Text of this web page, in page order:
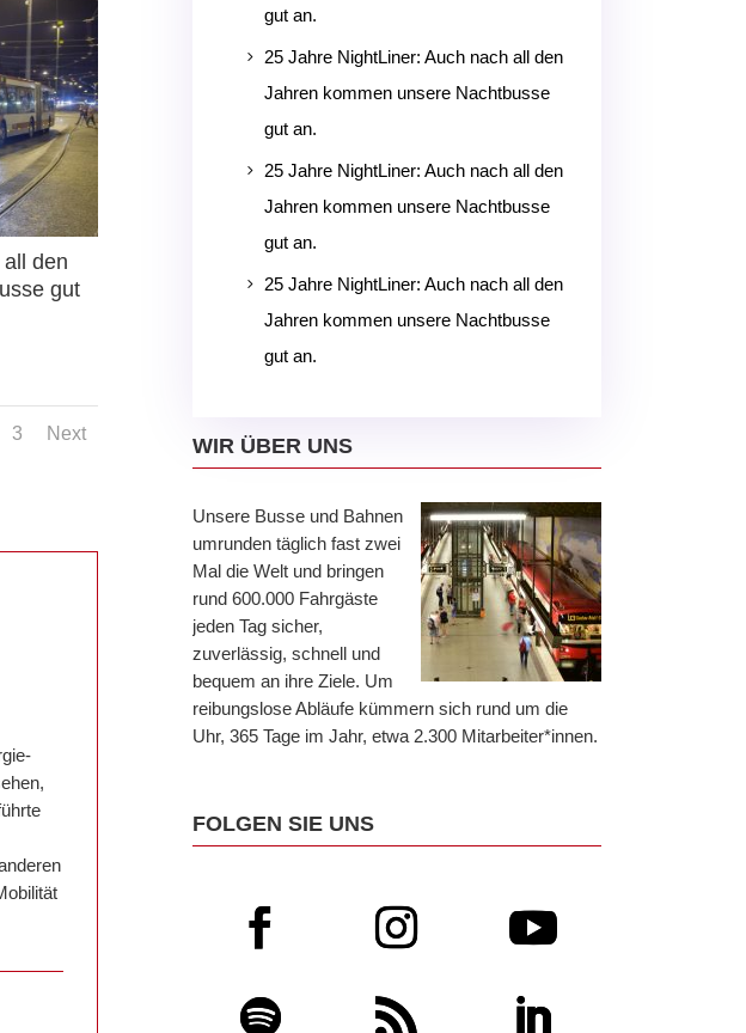
den
gut
3 Next
gut an.
5
25 Jahre NightLiner: Auch nach all den
Jahren kommen unsere Nachtbusse
gut an.
5
25 Jahre NightLiner: Auch nach all den
Jahren kommen unsere Nachtbusse
gut an.
5
25 Jahre NightLiner: Auch nach all den
Jahren kommen unsere Nachtbusse
gut an.
WIR ÜBER UNS
Unsere Busse und Bahnen
umrunden täglich fast zwei
Mal die Welt und bringen
rund 600.000 Fahrgäste
jeden Tag sicher,
zuverlässig, schnell und
bequem an ihre Ziele. Um
reibungslose Abläufe kümmern sich rund um die
Uhr, 365 Tage im Jahr, etwa 2.300 Mitarbeiter*innen.
FOLGEN SIE UNS